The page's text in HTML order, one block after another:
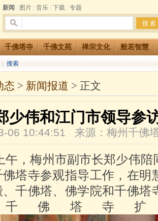
新闻
图片 音乐 下载 专题
千佛塔寺 千佛文苑 禅宗文化 般若智慧
搜索
态 > 新闻报道 > 正文
少伟和江门市领导参
06 10:44:51 来源：梅州千佛
，梅州市副市长郑少伟陪
塔寺参观指导工作，在明
、千佛塔、佛学院和千佛塔
佛塔寺